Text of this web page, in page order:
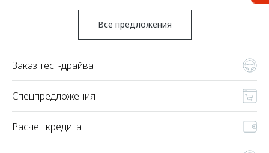
Все предложения
Заказ тест-драйва
Спецпредложения
Расчет кредита